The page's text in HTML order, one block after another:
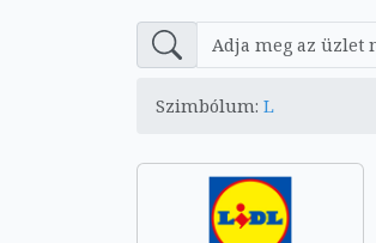
Szimbólum: L